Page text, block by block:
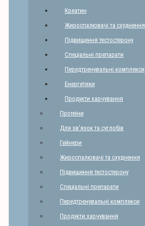
Креатин
Жироспалювачі та схуднення
Підвищення тестостерону
Спеціальні препарати
Передтренувальні комплекси
Енергетики
Продукти харчування
Протеїни
Для зв'язок та суглобів
Гейнери
Жироспалювачі та схуднення
Підвищення тестостерону
Спеціальні препарати
Передтренувальні комплекси
Продукти харчування